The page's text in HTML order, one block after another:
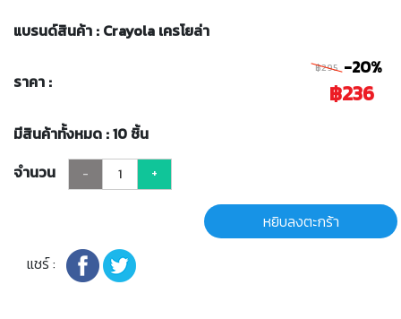
แบรนด์สินค้า : Crayola เครโยล่า
ราคา :
฿295 -20%
฿236
มีสินค้าทั้งหมด : 10 ชิ้น
จำนวน
- +
หยิบลงตะกร้า
แชร์ :